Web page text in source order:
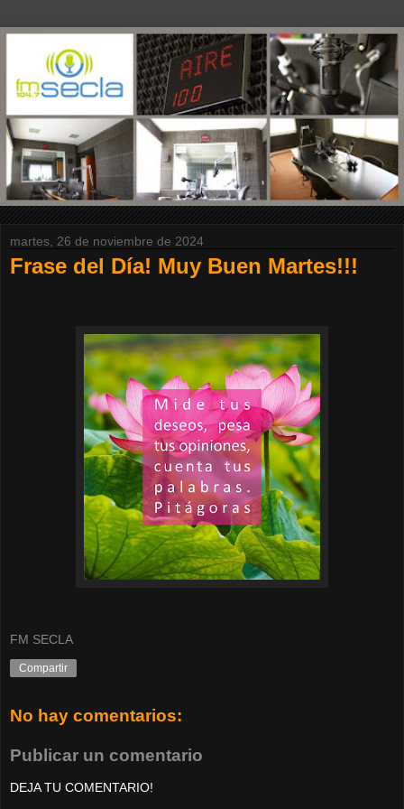
martes, 26 de noviembre de 2024
Frase del Día! Muy Buen Martes!!!
FM SECLA
Compartir
No hay comentarios:
Publicar un comentario
DEJA TU COMENTARIO!